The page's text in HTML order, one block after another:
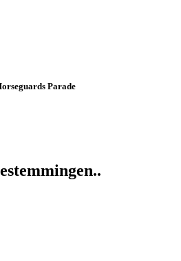
Parade